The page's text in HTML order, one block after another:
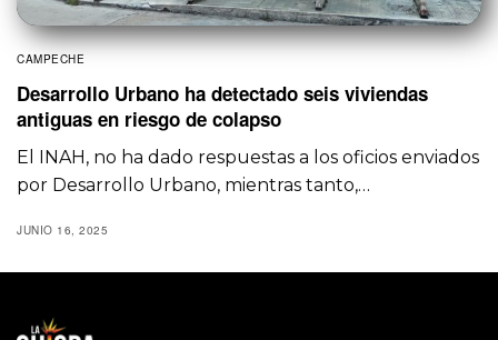
CAMPECHE
Desarrollo Urbano ha detectado seis viviendas
antiguas en riesgo de colapso
El INAH, no ha dado respuestas a los oficios enviados
por Desarrollo Urbano, mientras tanto,…
JUNIO 16, 2025